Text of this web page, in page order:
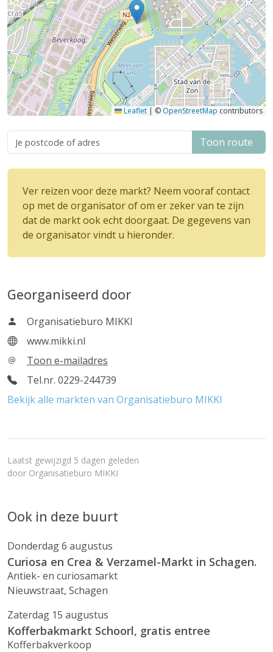
Leaflet | © OpenStreetMap contributors
Toon route
Ver reizen voor deze markt? Neem vooraf contact
op met de organisator of om er zeker van te zijn
dat de markt ook echt doorgaat. De gegevens van
de organisator vindt u hieronder.
Georganiseerd door
Organisatieburo MIKKI
www.mikki.nl
Toon e-mailadres
Tel.nr. 0229-244739
Bekijk alle markten van Organisatieburo MIKKI
Laatst gewijzigd 5 dagen geleden
door Organisatieburo MIKKI
Ook in deze buurt
Donderdag 6 augustus
Curiosa en Crea & Verzamel-Markt in Schagen.
Antiek- en curiosamarkt
Nieuwstraat, Schagen
Zaterdag 15 augustus
Kofferbakmarkt Schoorl, gratis entree
Kofferbakverkoop